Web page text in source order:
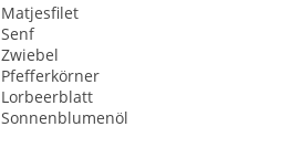
Matjesfilet
Senf
Zwiebel
Pfefferkörner
Lorbeerblatt
Sonnenblumenöl